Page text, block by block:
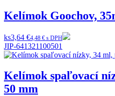
Kelímok Goochov,
ks3,64 €4,48 € s DPH
JIP-641321100501
Kelímok spaľovací
50 mm